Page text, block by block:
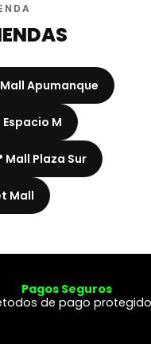
Mall Apumanque
Espacio M
Mall Plaza Sur
Mall
Pagos Seguros
de pago